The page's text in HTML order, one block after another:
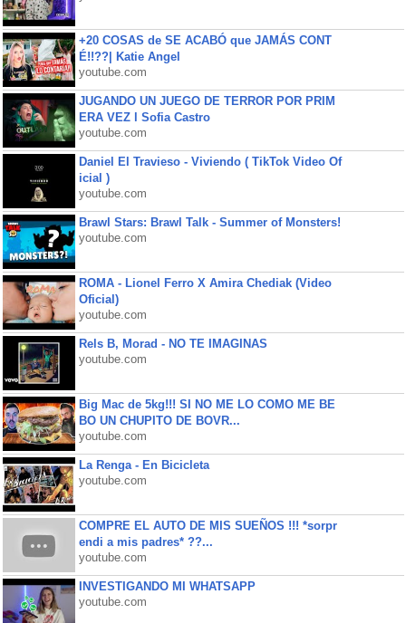
+20 COSAS de SE ACABÓ que JAMÁS CONT
É!!??| Katie Angel
youtube.com
JUGANDO UN JUEGO DE TERROR POR PRIM
ERA VEZ l Sofia Castro
youtube.com
Daniel El Travieso - Viviendo ( TikTok Video Of
icial )
youtube.com
Brawl Stars: Brawl Talk - Summer of Monsters!
youtube.com
ROMA - Lionel Ferro X Amira Chediak (Video
Oficial)
youtube.com
Rels B, Morad - NO TE IMAGINAS
youtube.com
Big Mac de 5kg!!! SI NO ME LO COMO ME BE
BO UN CHUPITO DE BOVR...
youtube.com
La Renga - En Bicicleta
youtube.com
COMPRE EL AUTO DE MIS SUEÑOS !!! *sorpr
endi a mis padres* ??...
youtube.com
INVESTIGANDO MI WHATSAPP
youtube.com